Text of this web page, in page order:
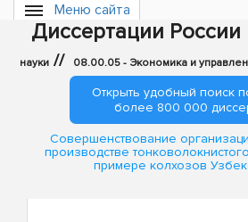
Меню сайта
Диссертации России
науки // 08.00.05 - Экономика и
Открыть удобный поиск
более 800 000
Совершенствование
производстве
примере колхозов